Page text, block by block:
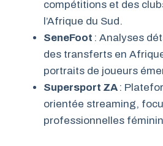
compétitions et des
l’Afrique du Sud.
SeneFoot : Analyses
des transferts en
portraits de joueurs
Supersport ZA :
orientée streaming,
professionnelles